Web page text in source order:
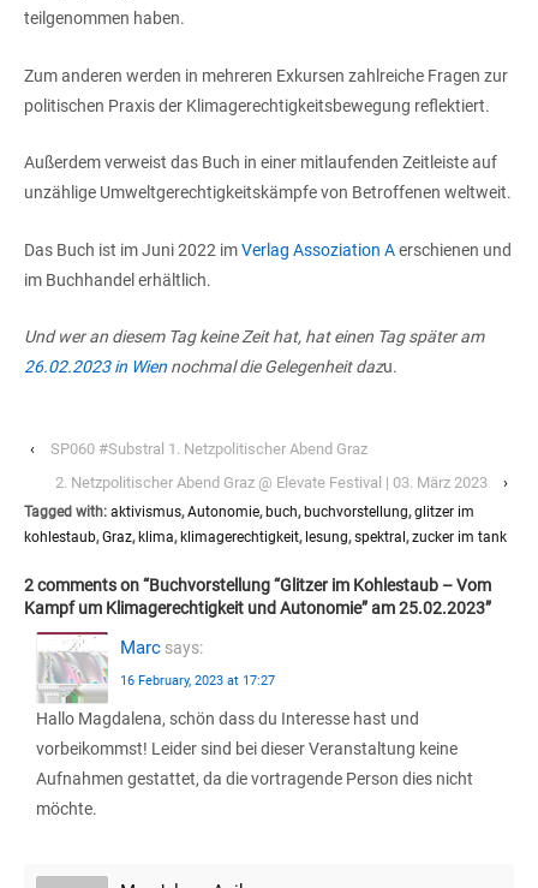
teilgenommen haben.
Zum anderen werden in mehreren Exkursen zahlreiche Fragen zur
politischen Praxis der Klimagerechtigkeitsbewegung reflektiert.
Außerdem verweist das Buch in einer mitlaufenden Zeitleiste auf
unzählige Umweltgerechtigkeitskämpfe von Betroffenen weltweit.
Das Buch ist im Juni 2022 imVerlag Assoziation Aerschienen und
im Buchhandel erhältlich.
Und wer an diesem Tag keine Zeit hat, hat einen Tag später am
26.02.2023 in Wien nochmal die Gelegenheit dazu.
‹
SP060 #Substral 1. Netzpolitischer Abend Graz
2. Netzpolitischer Abend Graz @ Elevate Festival | 03. März 2023
›
Tagged with: aktivismus,Autonomie, buch, buchvorstellung,glitzer im
kohlestaub,Graz, klima, klimagerechtigkeit, lesung,spektral ,zucker im tank
2 comments on “Buchvorstellung “Glitzer im Kohlestaub – Vom
Kampf um Klimagerechtigkeit und Autonomie” am 25.02.2023”
Marc says:
16 February, 2023 at 17:27
Hallo Magdalena, schön dass du Interesse hast und
vorbeikommst! Leider sind bei dieser Veranstaltung keine
Aufnahmen gestattet, da die vortragende Person dies nicht
möchte.